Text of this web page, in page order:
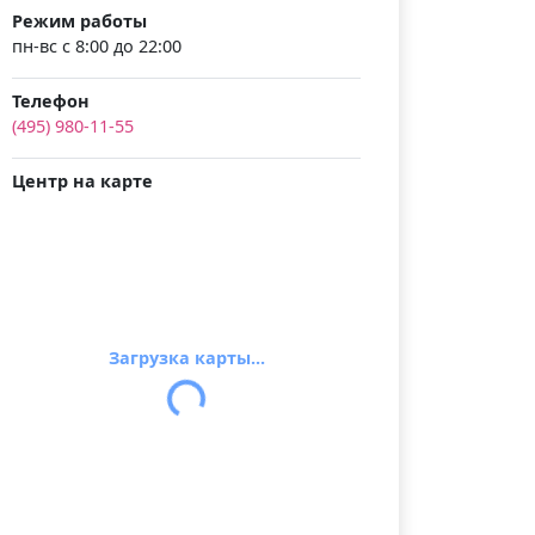
Режим работы
пн-вс с 8:00 до 22:00
Телефон
(495) 980-11-55
Центр на карте
Загрузка карты...